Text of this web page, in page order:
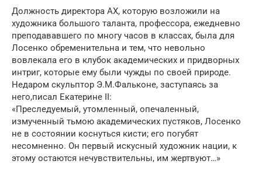
Должность директора АХ, которую возложили на
художника большого таланта, профессора, ежедневно
преподававшего по многу часов в классах, была для
Лосенко обременительна и тем, что невольно
вовлекала его в клубок академических и придворных
интриг, которые ему были чужды по своей природе.
Недаром скульптор Э.М.Фальконе, заступаясь за
него,писал Екатерине II:
«Преследуемый, утомленный, опечаленный,
измученный тьмою академических пустяков, Лосенко
не в состоянии коснуться кисти; его погубят
несомненно. Он первый искусный художник нации, к
этому остаются нечувствительны, им жертвуют…»